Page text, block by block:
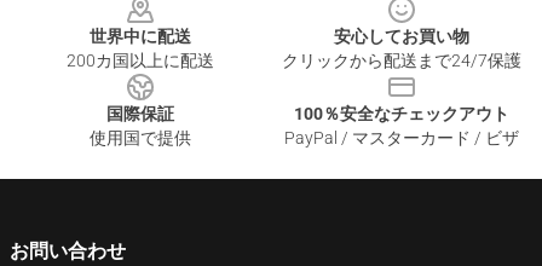
世界中に配送
200カ国以上に配送
安心してお買い物
クリックから配送まで24/7保護
国際保証
使用国で提供
100％安全なチェックアウト
PayPal / マスターカード / ビザ
お問い合わせ